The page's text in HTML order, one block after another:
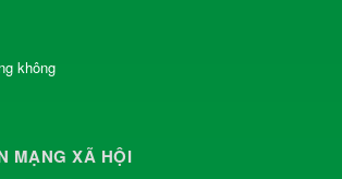
không
MẠNG XÃ HỘI